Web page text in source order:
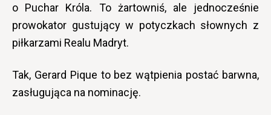
o Puchar Króla. To żartowniś, ale jednocześnie
prowokator gustujący w potyczkach słownych z
piłkarzami Realu Madryt.
Tak, Gerard Pique to bez wątpienia postać barwna,
zasługująca na nominację.